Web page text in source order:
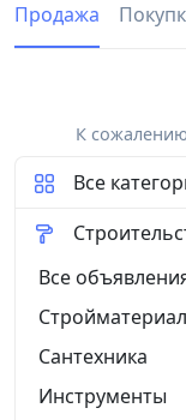
Продажа
К
Все
Все
Сантехника
Инструменты